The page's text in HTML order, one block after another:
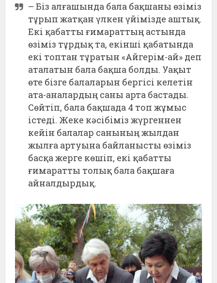
– Біз алғашында бала бақшаны өзіміз
тұрып жатқан үлкен үйімізде аштық.
Екі қабатты ғимараттың астында
өзіміз тұрдық та, екінші қабатында
екі топтан тұратын «Айгерім-ай» деп
аталатын бала бақша болды. Уақыт
өте бізге балаларын бергісі келетін
ата-аналардың саны арта бастады.
Сөйтіп, бала бақшада 4 топ жұмыс
істеді. Жеке кәсібіміз жүргеннен
кейін балалар санының жылдан
жылға артуына байланысты өзіміз
басқа жерге көшіп, екі қабатты
ғимаратты толық бала бақшаға
айналдырдық.